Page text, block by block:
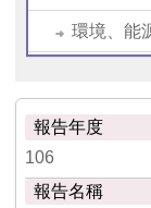
環境、能
106